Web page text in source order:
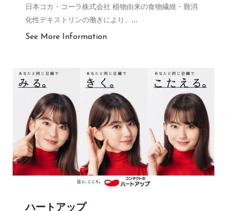
日本コカ・コーラ株式会社 植物由来の食物繊維・難消
化性デキストリンの働きにより、 …
See More Information
ハートアップ